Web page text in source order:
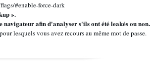
#enable-force-dark
».
navigateur afin d'analyser s'ils ont été leakés ou non.
lesquels vous avez recours au même mot de passe.